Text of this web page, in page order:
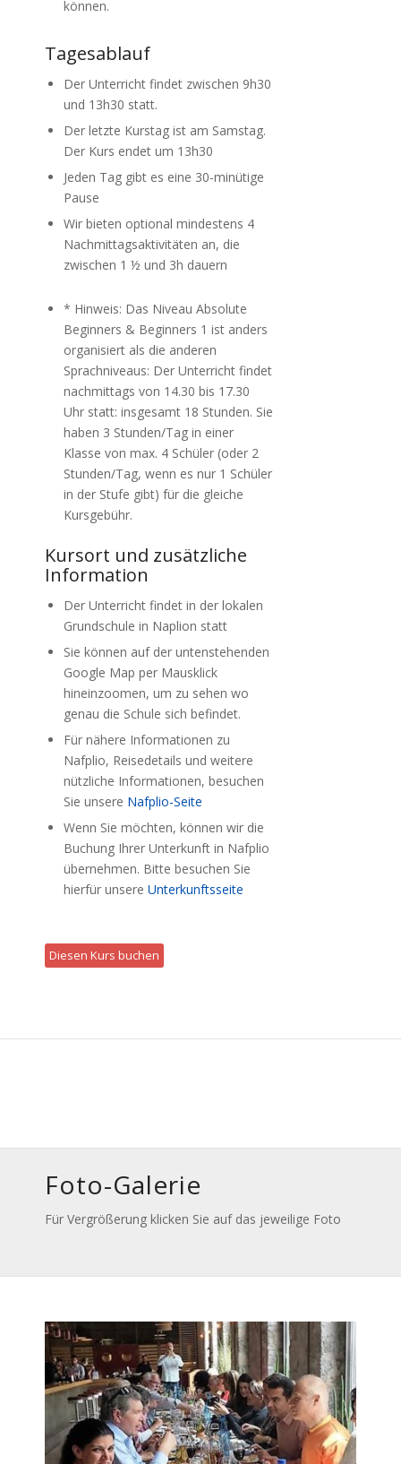
können.
Tagesablauf
Der Unterricht findet zwischen 9h30
und 13h30 statt.
Der letzte Kurstag ist am Samstag.
Der Kurs endet um 13h30
Jeden Tag gibt es eine 30-minütige
Pause
Wir bieten optional mindestens 4
Nachmittagsaktivitäten an, die
zwischen 1 ½ und 3h dauern
* Hinweis: Das Niveau Absolute
Beginners & Beginners 1 ist anders
organisiert als die anderen
Sprachniveaus: Der Unterricht findet
nachmittags von 14.30 bis 17.30
Uhr statt: insgesamt 18 Stunden. Sie
haben 3 Stunden/Tag in einer
Klasse von max. 4 Schüler (oder 2
Stunden/Tag, wenn es nur 1 Schüler
in der Stufe gibt) für die gleiche
Kursgebühr.
Kursort und zusätzliche
Information
Der Unterricht findet in der lokalen
Grundschule in Naplion statt
Sie können auf der untenstehenden
Google Map per Mausklick
hineinzoomen, um zu sehen wo
genau die Schule sich befindet.
Für nähere Informationen zu
Nafplio, Reisedetails und weitere
nützliche Informationen, besuchen
Sie unsere Nafplio-Seite
Wenn Sie möchten, können wir die
Buchung Ihrer Unterkunft in Nafplio
übernehmen. Bitte besuchen Sie
hierfür unsere Unterkunftsseite
Diesen Kurs buchen
Foto-Galerie
Für Vergrößerung klicken Sie auf das jeweilige Foto